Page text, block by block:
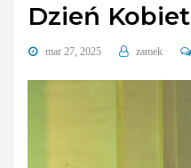
Dzień Kobiet
mar 27, 2025 zamek